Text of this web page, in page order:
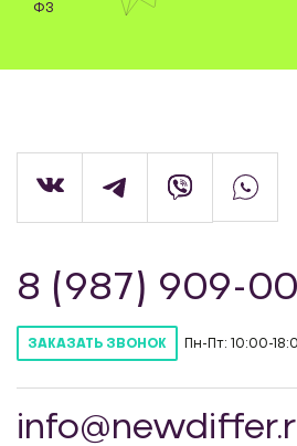
ФЗ
8 (987) 909-
ЗАКАЗАТЬ ЗВОНОК Пн-Пт: 10:00-